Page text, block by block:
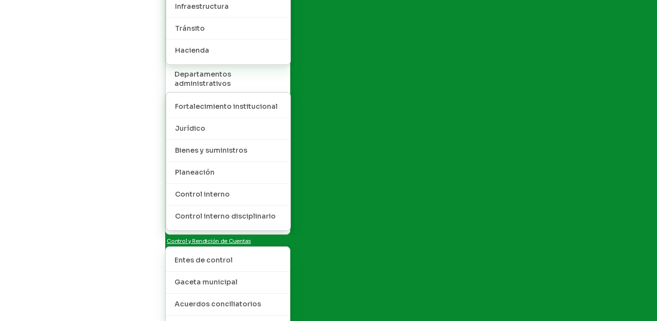
Infraestructura
Tránsito
Hacienda
Departamentos
administrativos
Fortalecimiento institucional
Jurídico
Bienes y suministros
Planeación
Control interno
Control interno disciplinario
Control y Rendición de Cuentas
Entes de control
Gaceta municipal
Acuerdos conciliatorios